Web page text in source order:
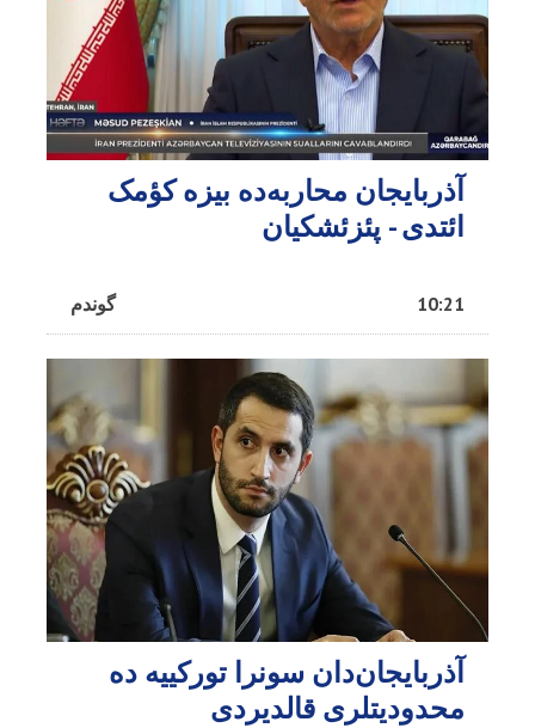
آذربایجان محاربه‌ده بیزه کؤمک
ائتدی - پئزئشکیان
گوندم 10:21
آذربایجان‌دان سونرا تورکییه ده
محدودیتلری قالدیردی